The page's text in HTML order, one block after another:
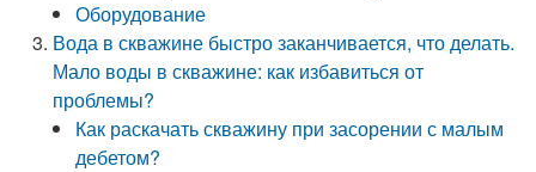
Оборудование
Вода в скважине быстро заканчивается, что делать.
Мало воды в скважине: как избавиться от
проблемы?
Как раскачать скважину при засорении с малым
дебетом?